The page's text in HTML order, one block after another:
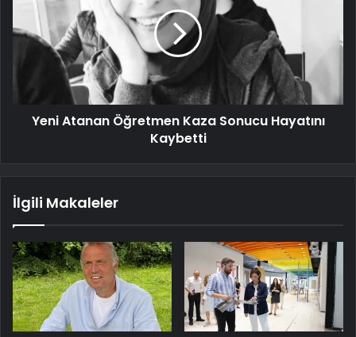
Yeni Atanan Öğretmen Kaza Sonucu Hayatını
Kaybetti
İlgili Makaleler